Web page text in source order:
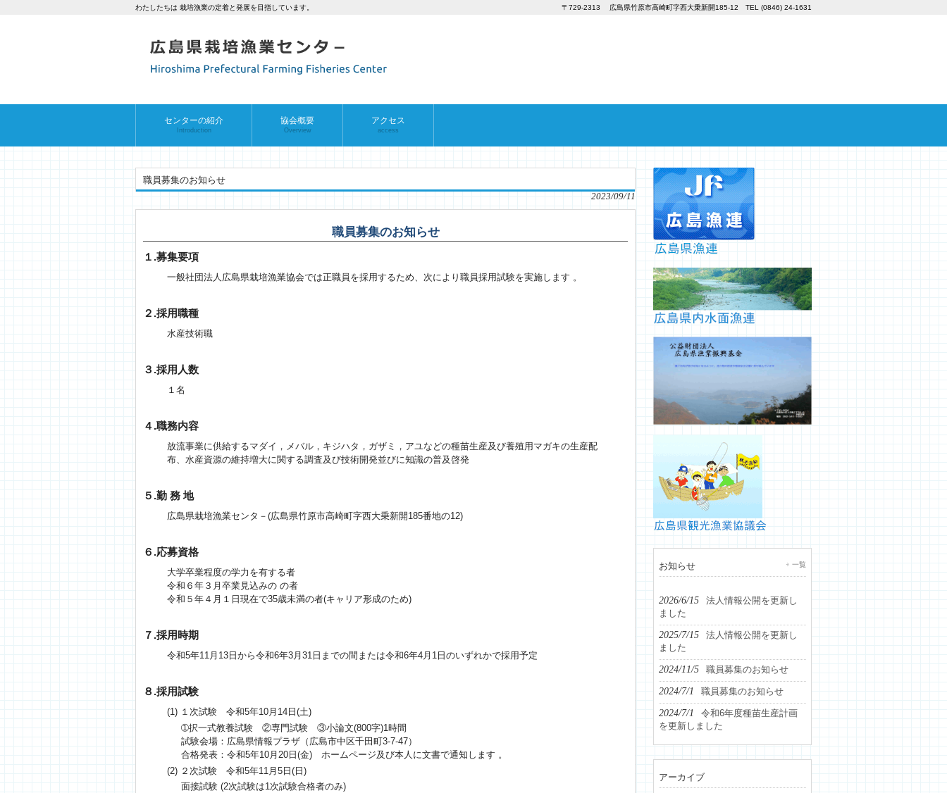
わたしたちは 栽培漁業の定着と発展を目指しています。 〒729-2313 広島県竹原市高崎町字西大乗新開185-12 TEL (0846) 24-1631
センターの紹介
Introduction
協会概要
Overview
アクセス
access
職員募集のお知らせ
2023/09/11
職員募集のお知らせ
１.募集要項
一般社団法人広島県栽培漁業協会では正職員を採用するため、次により職員採用試験を実施します 。
２.採用職種
水産技術職
３.採用人数
１名
４.職務内容
放流事業に供給するマダイ，メバル，キジハタ，ガザミ，アユなどの種苗生産及び養殖用マガキの生産配
布、水産資源の維持増大に関する調査及び技術開発並びに知識の普及啓発
５.勤 務 地
広島県栽培漁業センタ－(広島県竹原市高崎町字西大乗新開185番地の12)
６.応募資格
大学卒業程度の学力を有する者
令和６年３月卒業見込みの の者
令和５年４月１日現在で35歳未満の者(キャリア形成のため)
７.採用時期
令和5年11月13日から令和6年3月31日までの間または令和6年4月1日のいずれかで採用予定
８.採用試験
(1) １次試験 令和5年10月14日(土)
➀択一式教養試験 ②専門試験 ③小論文(800字)1時間
試験会場：広島県情報プラザ（広島市中区千田町3-7-47）
合格発表：令和5年10月20日(金) ホームページ及び本人に文書で通知します 。
(2) ２次試験 令和5年11月5日(日)
面接試験 (2次試験は1次試験合格者のみ)
お知らせ 一覧
2026/6/15
法人情報公開を更新し
ました
2025/7/15
法人情報公開を更新し
ました
2024/11/5 職員募集のお知らせ
2024/7/1 職員募集のお知らせ
2024/7/1
令和6年度種苗生産計画
を更新しました
アーカイブ